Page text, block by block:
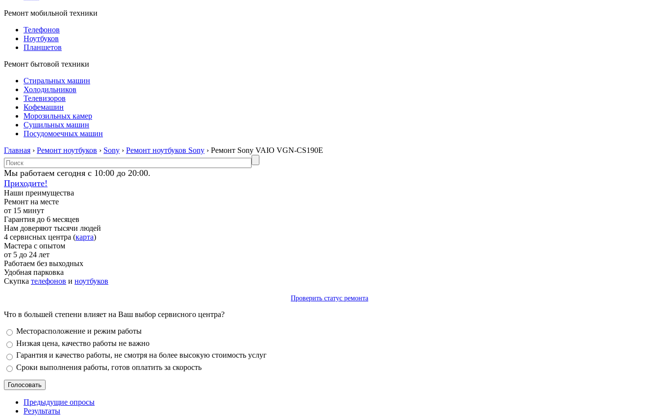
Ремонт мобильной техники
Телефонов
Ноутбуков
Планшетов
Ремонт бытовой техники
Стиральных машин
Холодильников
Телевизоров
Кофемашин
Морозильных камер
Сушильных машин
Посудомоечных машин
Главная › Ремонт ноутбуков › Sony › Ремонт ноутбуков Sony › Ремонт Sony VAIO VGN-CS190E
Мы работаем сегодня с 10:00 до 20:00.
Приходите!
Наши преимущества
Ремонт на месте
от 15 минут
Гарантия до 6 месяцев
Нам доверяют тысячи людей
4 сервисных центра (карта)
Мастера с опытом
от 5 до 24 лет
Работаем без выходных
Удобная парковка
Скупка телефонов и ноутбуков
Проверить статус ремонта
Что в большей степени влияет на Ваш выбор сервисного центра?
Варианты
Месторасположение и режим работы
Низкая цена, качество работы не важно
Гарантия и качество работы, не смотря на более высокую стоимость услуг
Сроки выполнения работы, готов оплатить за скорость
Предыдущие опросы
Результаты